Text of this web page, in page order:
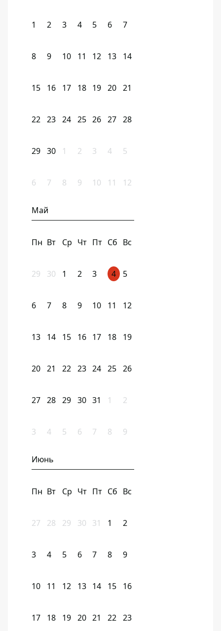
1 2 3 4 5 6 7
8 9 10 11 12 13 14
15 16 17 18 19 20 21
22 23 24 25 26 27 28
29 30 1 2 3 4 5
6 7 8 9 10 11 12
Май
Пн Вт Ср Чт Пт Сб Вс
29 30 1 2 3 4 5
6 7 8 9 10 11 12
13 14 15 16 17 18 19
20 21 22 23 24 25 26
27 28 29 30 31 1 2
3 4 5 6 7 8 9
Июнь
Пн Вт Ср Чт Пт Сб Вс
27 28 29 30 31 1 2
3 4 5 6 7 8 9
10 11 12 13 14 15 16
17 18 19 20 21 22 23